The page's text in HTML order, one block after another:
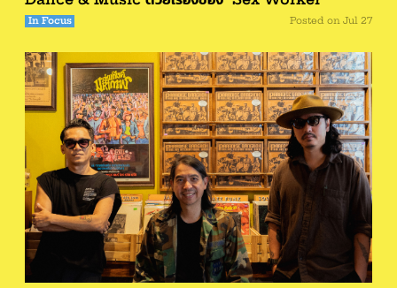
In Focus Posted on Jul 27